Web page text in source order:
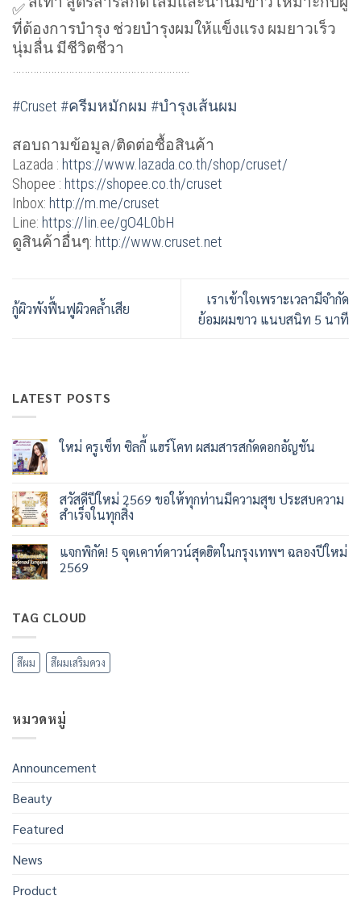
ที่ต้องการบำรุง ช่วยบำรุงผมให้แข็งแรง ผมยาวเร็ว
นุ่มลื่น มีชีวิตชีวา
……………………………………………………
#Cruset #ครีมหมักผม #บำรุงเส้นผม
สอบถามข้อมูล/ติดต่อซื้อสินค้า
Lazada : https://www.lazada.co.th/shop/cruset/
Shopee : https://shopee.co.th/cruset
Inbox: http://m.me/cruset
Line: https://lin.ee/gO4L0bH
ดูสินค้าอื่นๆ: http://www.cruset.net
กู้ผิวพังฟื้นฟูผิวคล้ำเสีย
เราเข้าใจเพราะเวลามีจำกัด
ย้อมผมขาว แนบสนิท 5 นาที
LATEST POSTS
ใหม่ ครูเซ็ท ซิลกี้ แฮร์โคท ผสมสารสกัดดอกอัญชัน
บน
ใหม่
ครู
ลกี้
แฮร์
โคท
อัญชัน
สวัสดีปีใหม่ 2569 ขอให้ทุกท่านมีความสุข ประสบความ
สำเร็จในทุกสิ่ง
เห็น
บน
สวัสดี
ขอ
ให้
มี
ความ
สำเร็จ
ใน
ทุก
แจกพิกัด! 5 จุดเคาท์ดาวน์สุดฮิตในกรุงเทพฯ ฉลองปีใหม่
2569
บน
แจก
จุด
เคา
ฮิต
ใน
กรุงเทพฯ
2569
TAG CLOUD
สีผม สีผมเสริมดวง
หมวดหมู่
Announcement
Beauty
Featured
News
Product